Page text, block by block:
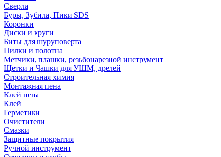
Сверла
Буры, Зубила, Пики SDS
Коронки
Диски и круги
Биты для шуруповерта
Пилки и полотна
Метчики, плашки, резьбонарезной инструмент
Щетки и Чашки для УШМ, дрелей
Строительная химия
Монтажная пена
Клей пена
Клей
Герметики
Очистители
Смазки
Защитные покрытия
Ручной инструмент